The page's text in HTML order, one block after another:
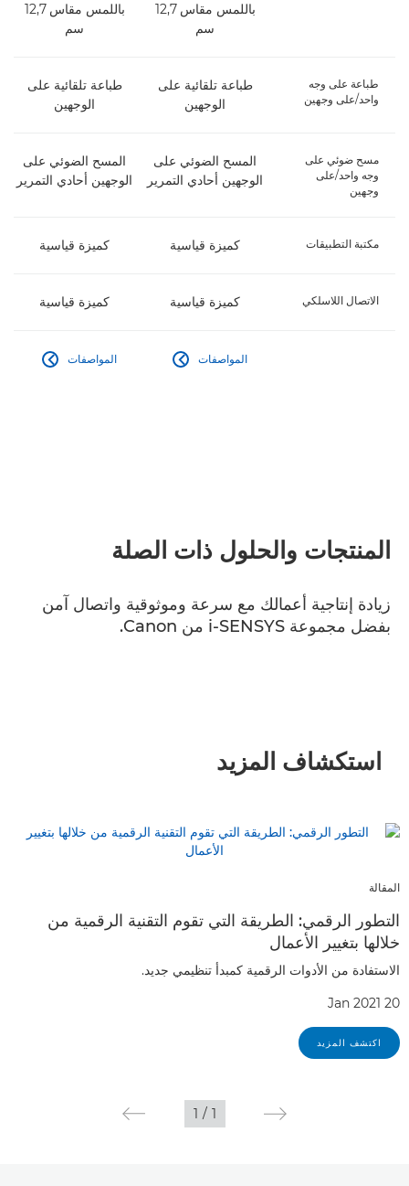
باللمس مقاس 12,7
سم
باللمس مقاس 12,7
سم
طباعة على وجه
واحد/على وجهين
طباعة تلقائية على
الوجهين
طباعة تلقائية على
الوجهين
مسح ضوئي على
وجه واحد/على
وجهين
المسح الضوئي على
الوجهين أحادي التمرير
المسح الضوئي على
الوجهين أحادي التمرير
مكتبة التطبيقات كميزة قياسية كميزة قياسية
الاتصال اللاسلكي كميزة قياسية كميزة قياسية
المواصفات  المواصفات 
المنتجات والحلول ذات الصلة
زيادة إنتاجية أعمالك مع سرعة وموثوقية واتصال آمن
بفضل مجموعة i-SENSYS من Canon.
استكشاف المزيد
المقالة
التطور الرقمي: الطريقة التي تقوم التقنية الرقمية من
خلالها بتغيير الأعمال
الاستفادة من الأدوات الرقمية كمبدأ تنظيمي جديد.
20 Jan 2021
اكتشف المزيد
1
/
1